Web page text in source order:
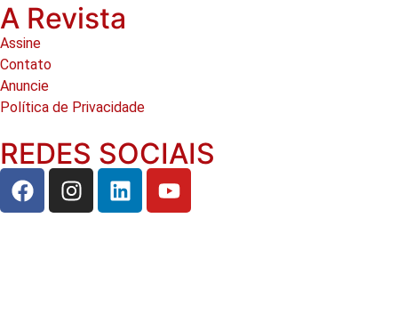
A Revista
Assine
Contato
Anuncie
Política de Privacidade
REDES SOCIAIS